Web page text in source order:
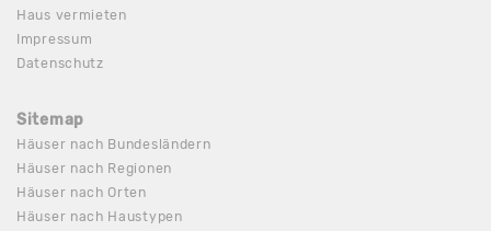
Haus vermieten
Impressum
Datenschutz
Sitemap
Häuser nach Bundesländern
Häuser nach Regionen
Häuser nach Orten
Häuser nach Haustypen